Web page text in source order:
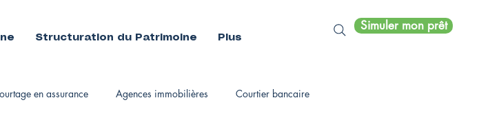
Structuration du Patrimoine Plus
Simuler mon prêt
en assurance Agences immobilières Courtier bancaire